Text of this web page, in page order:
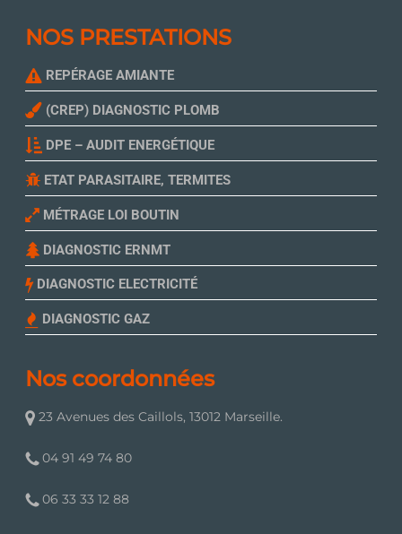
NOS PRESTATIONS
REPÉRAGE AMIANTE
(CREP) DIAGNOSTIC PLOMB
DPE – AUDIT ENERGÉTIQUE
ETAT PARASITAIRE, TERMITES
MÉTRAGE LOI BOUTIN
DIAGNOSTIC ERNMT
DIAGNOSTIC ELECTRICITÉ
DIAGNOSTIC GAZ
Nos coordonnées
23 Avenues des Caillols, 13012 Marseille.
04 91 49 74 80
06 33 33 12 88